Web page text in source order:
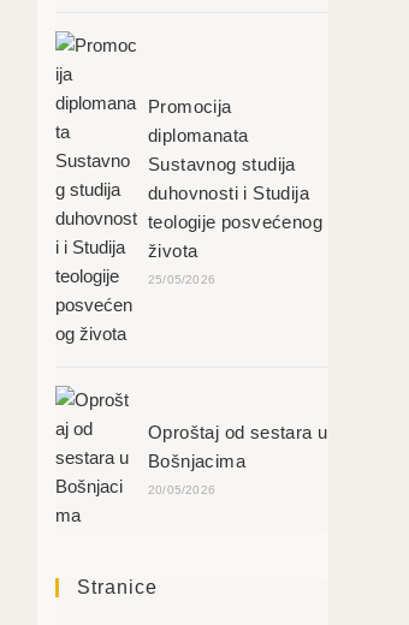
Promocija
diplomanata
Sustavnog studija
duhovnosti i Studija
teologije posvećenog
života
25/05/2026
Oproštaj od sestara u
Bošnjacima
20/05/2026
Stranice